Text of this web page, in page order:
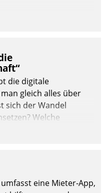
die digitale
gleich alles über
sich der Wandel
Welche
eine Mieter-App,